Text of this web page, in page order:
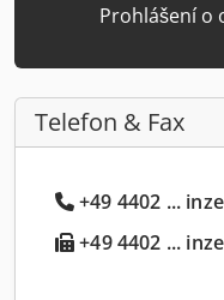
Prohlášení o
Telefon & Fax
+49 4402 ...
+49 4402 ...